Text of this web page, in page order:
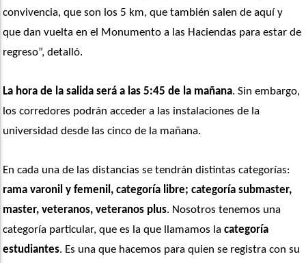
convivencia, que son los 5 km, que también salen de aquí y
que dan vuelta en el Monumento a las Haciendas para estar de
regreso”, detalló.
La hora de la salida será a las 5:45 de la mañana. Sin embargo,
los corredores podrán acceder a las instalaciones de la
universidad desde las cinco de la mañana.
rama varonil y femenil, categoría libre; categoría submaster,
master, veteranos, veteranos plus. Nosotros tenemos una
categoría particular, que es la que llamamos la categoría
estudiantes. Es una que hacemos para quien se registra con su